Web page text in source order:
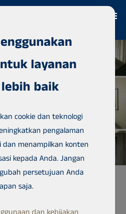
Liberté 2
layanan
baik
cookie dan teknologi
pengalaman
dan menampilkan konten
kepada Anda. Jangan
persetujuan Anda
saja.